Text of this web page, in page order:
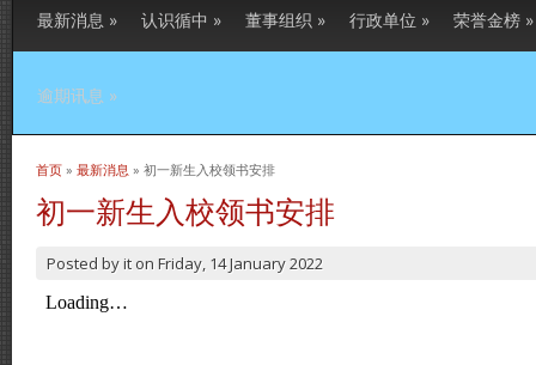
最新消息 » 认识循中 » 董事组织 » 行政单位 » 荣誉金榜 »
逾期讯息 »
当前位置
首页 » 最新消息 » 初一新生入校领书安排
初一新生入校领书安排
Posted byit on Friday, 14 January 2022